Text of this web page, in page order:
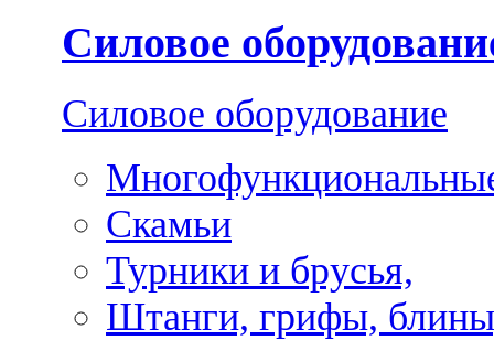
Силовое
Силовое оборудование
Скамьи
Турники и брусья,
Штанги, грифы,